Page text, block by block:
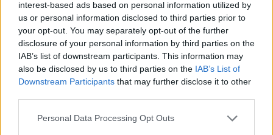
interest-based ads based on personal information utilized by
us or personal information disclosed to third parties prior to
your opt-out. You may separately opt-out of the further
disclosure of your personal information by third parties on the
IAB’s list of downstream participants. This information may
also be disclosed by us to third parties on the IAB’s List of
Downstream Participants that may further disclose it to other
Personal Data Processing Opt Outs
Φοίβος Δεληβοριάς: Αποχαιρετά τον Νίκο
Καλογερόπουλο – «Η ψυχή του έχει κάνει όσα
έπρεπε για να μείνει για πάντα εδώ»